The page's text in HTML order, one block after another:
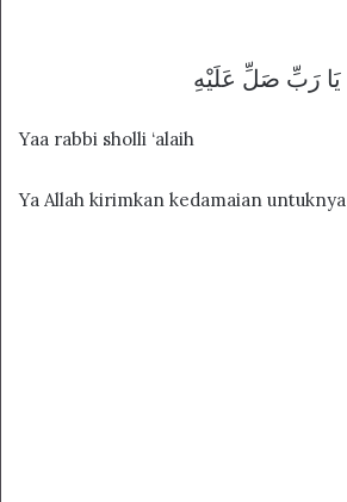
يَا رَبِّ صَلِّ عَلَيْهِ
Yaa rabbi sholli ‘alaih
Ya Allah kirimkan kedamaian untuknya